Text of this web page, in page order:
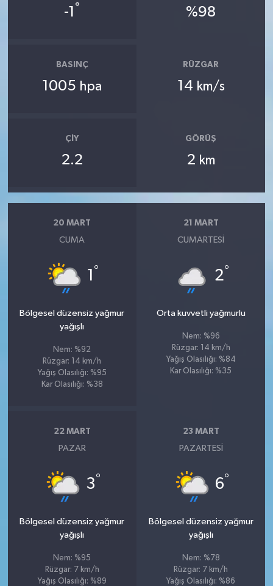
-1 ° %98
BASINÇ
1005 hpa
RÜZGAR
14 km/s
ÇIY
2.2
GÖRÜŞ
2 km
20 MART
CUMA
1 °
Bölgesel düzensiz yağmur
yağışlı
Nem: %92
Rüzgar: 14 km/h
Yağış Olasılığı: %95
Kar Olasılığı: %38
21 MART
CUMARTESI
2°
Orta kuvvetli yağmurlu
Nem: %96
Rüzgar: 14 km/h
Yağış Olasılığı: %84
Kar Olasılığı: %35
22 MART
PAZAR
3°
Bölgesel düzensiz yağmur
yağışlı
Nem: %95
Rüzgar: 7 km/h
Yağış Olasılığı: %89
23 MART
PAZARTESI
6°
Bölgesel düzensiz yağmur
yağışlı
Nem: %78
Rüzgar: 7 km/h
Yağış Olasılığı: %86